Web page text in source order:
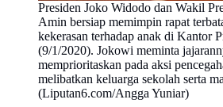
Presiden Joko Widodo dan Wakil
Amin bersiap memimpin rapat
kekerasan terhadap anak di Kantor
(9/1/2020). Jokowi meminta
memprioritaskan pada aksi
melibatkan keluarga sekolah serta
(Liputan6.com/Angga Yuniar)